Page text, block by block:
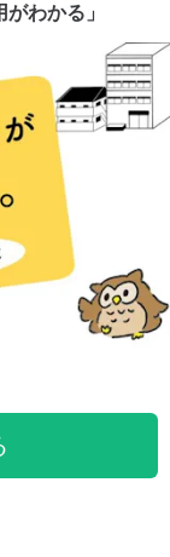
わかる」